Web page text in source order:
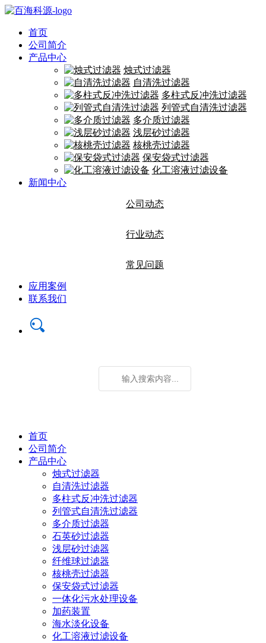
首页
公司简介
产品中心
烛式过滤器
自清洗过滤器
多柱式反冲洗过滤器
列管式自清洗过滤器
多介质过滤器
浅层砂过滤器
核桃壳过滤器
保安袋式过滤器
化工溶液过滤设备
新闻中心
公司动态
行业动态
常见问题
应用案例
联系我们
首页
公司简介
产品中心
烛式过滤器
自清洗过滤器
多柱式反冲洗过滤器
列管式自清洗过滤器
多介质过滤器
石英砂过滤器
浅层砂过滤器
纤维球过滤器
核桃壳过滤器
保安袋式过滤器
一体化污水处理设备
加药装置
海水淡化设备
化工溶液过滤设备